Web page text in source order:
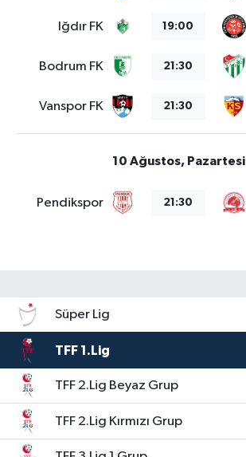
Iğdır FK 19:00
Bodrum FK 21:30
Vanspor FK 21:30
10 Ağustos, Pazartesi
Pendikspor 21:30
Süper Lig
TFF 1.Lig
TFF 2.Lig Beyaz Grup
TFF 2.Lig Kırmızı Grup